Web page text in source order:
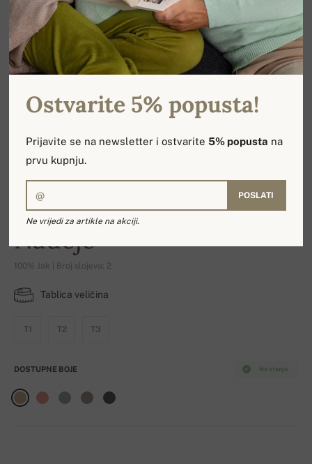
Nadeje
100% Jak | Broj slojeva: 2
Tablica veličina
T1 T2 T3
Na stanju
DOSTUPNE BOJE
Ostvarite 5% popusta!
Prijavite se na newsletter i ostvarite5% popusta na
prvu kupnju.
POSLATI
Ne vrijedi za artikle na akciji.